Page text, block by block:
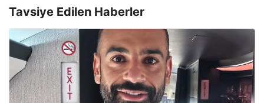
Tavsiye Edilen Haberler